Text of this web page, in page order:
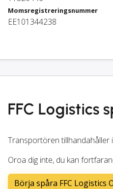
Momsregistreringsnummer
EE101344238
FFC Logistics
Transportören tillhandahåller
Oroa dig inte, du kan
Börja spåra FFC Logistics